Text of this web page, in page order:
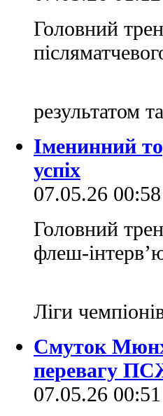
Головний
результатом
Іменинний
успіх
07.05.26 00:58
Головний
флеш-
Ліги
Смуток
перевагу
07.05.26 00:51